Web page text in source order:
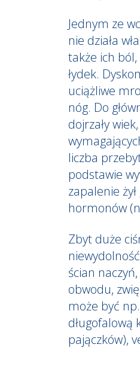
Jednym ze
nie działa
także ich
łydek.
uciążliwe
nóg. Do
dojrzały
liczba
podstawie
zapalenie
hormonów
Zbyt duże
ścian
obwodu,
może być
długofalową
pajączków),